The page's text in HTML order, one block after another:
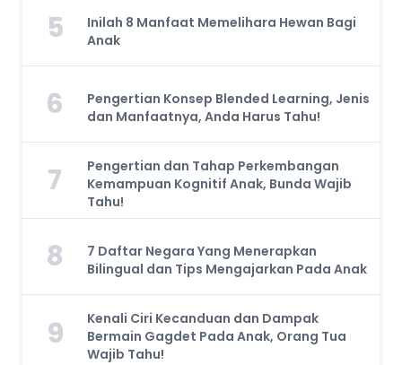
5
Inilah 8 Manfaat Memelihara Hewan Bagi
Anak
6
Pengertian Konsep Blended Learning, Jenis
dan Manfaatnya, Anda Harus Tahu!
7
Pengertian dan Tahap Perkembangan
Kemampuan Kognitif Anak, Bunda Wajib
Tahu!
8
7 Daftar Negara Yang Menerapkan
Bilingual dan Tips Mengajarkan Pada Anak
9
Kenali Ciri Kecanduan dan Dampak
Bermain Gagdet Pada Anak, Orang Tua
Wajib Tahu!